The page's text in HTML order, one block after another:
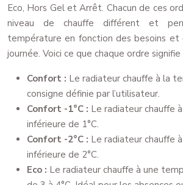
Eco, Hors Gel et Arrêt. Chacun de ces
niveau de chauffe différent et
température en fonction des besoins et
journée. Voici ce que chaque ordre
Confort : Le radiateur chauffe à la
consigne définie par l’utilisateur.
Confort -1°C : Le radiateur chauffe
inférieure de 1°C.
Confort -2°C : Le radiateur chauffe
inférieure de 2°C.
Eco : Le radiateur chauffe à une